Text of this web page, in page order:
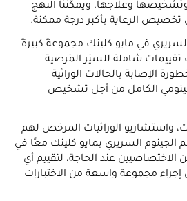
وعلاجها. ويمكِّننا النهج
الرعاية بأكبر درجة ممكنة.
في مايو كلينك مجموعةً كبيرةً
شاملة للسيَر المَرضية
الإصابة بالحالات الوراثية
الكامل من أجل تشخيص
واستشاريو الوِراثيات المرخص لهم
السريري بمايو كلينك معًا في
عند الحاجة، لتقييم أي
إجراء مجموعة واسعة من الاختبارات